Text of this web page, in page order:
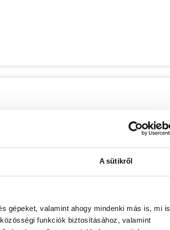
A sütikről
gépeket, valamint ahogy mindenki más is, mi is
funkciók biztosításához, valamint